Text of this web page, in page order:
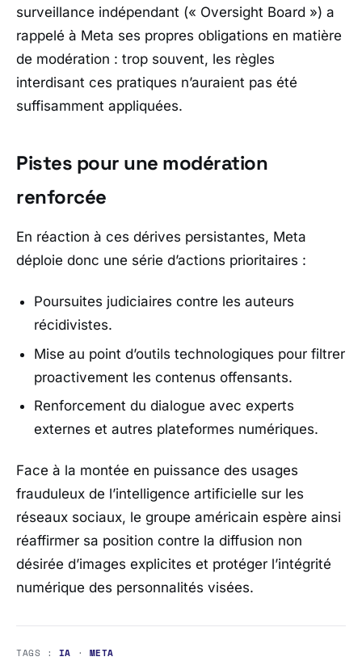
surveillance indépendant (« Oversight Board ») a
rappelé à Meta ses propres obligations en matière
de modération : trop souvent, les règles
interdisant ces pratiques n’auraient pas été
suffisamment appliquées.
Pistes pour une modération
renforcée
En réaction à ces dérives persistantes, Meta
déploie donc une série d’actions prioritaires :
Poursuites judiciaires contre les auteurs
récidivistes.
Mise au point d’outils technologiques pour filtrer
proactivement les contenus offensants.
Renforcement du dialogue avec experts
externes et autres plateformes numériques.
Face à la montée en puissance des usages
frauduleux de l’intelligence artificielle sur les
réseaux sociaux, le groupe américain espère ainsi
réaffirmer sa position contre la diffusion non
désirée d’images explicites et protéger l’intégrité
numérique des personnalités visées.
TAGS : IA · META